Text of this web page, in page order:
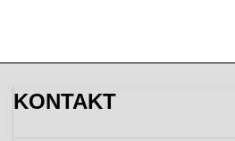
KONTAKT